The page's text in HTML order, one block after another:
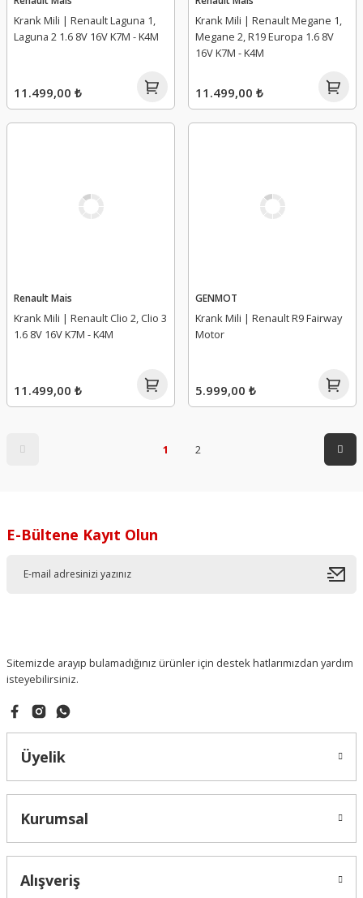
Krank Mili | Renault Laguna 1,
Laguna 2 1.6 8V 16V K7M - K4M
11.499,00 ₺
Krank Mili | Renault Megane 1,
Megane 2, R19 Europa 1.6 8V
16V K7M - K4M
11.499,00 ₺
Renault Mais
Krank Mili | Renault Clio 2, Clio 3
1.6 8V 16V K7M - K4M
11.499,00 ₺
GENMOT
Krank Mili | Renault R9 Fairway
Motor
5.999,00 ₺
1 2
E-Bültene Kayıt Olun
Sitemizde arayıp bulamadığınız ürünler için destek hatlarımızdan yardım
isteyebilirsiniz.
Üyelik
Kurumsal
Alışveriş